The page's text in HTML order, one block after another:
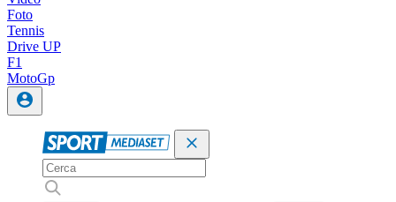
Foto
Tennis
Drive UP
F1
MotoGp